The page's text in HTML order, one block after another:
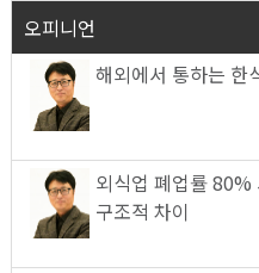
오피니언
해외에서 통하는 한
외식업 폐업률 80%
구조적 차이